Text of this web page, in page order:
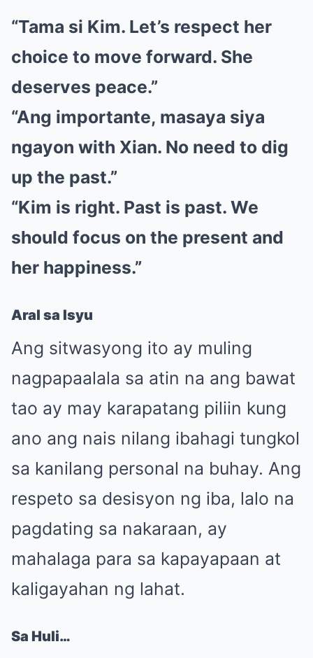
“Tama si Kim. Let’s respect her
choice to move forward. She
deserves peace.”
“Ang importante, masaya siya
ngayon with Xian. No need to dig
up the past.”
“Kim is right. Past is past. We
should focus on the present and
her happiness.”
Aral sa Isyu
Ang sitwasyong ito ay muling
nagpapaalala sa atin na ang bawat
tao ay may karapatang piliin kung
ano ang nais nilang ibahagi tungkol
sa kanilang personal na buhay. Ang
respeto sa desisyon ng iba, lalo na
pagdating sa nakaraan, ay
mahalaga para sa kapayapaan at
kaligayahan ng lahat.
Sa Huli…